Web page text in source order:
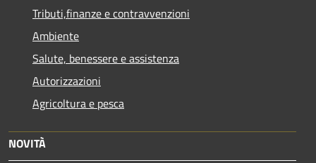
Tributi,finanze e contravvenzioni
Ambiente
Salute, benessere e assistenza
Autorizzazioni
Agricoltura e pesca
NOVITÀ